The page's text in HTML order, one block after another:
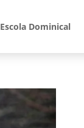
Escola Dominical